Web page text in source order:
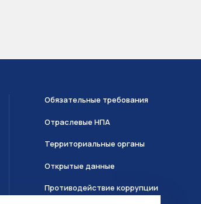
Обязательные требования
Отраслевые НПА
Территориальные органы
Открытые данные
Противодействие коррупции